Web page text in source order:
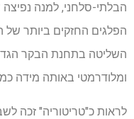
הבלתי-סלחני, למנה
הפלגים החזקים ביותר של
השליטה בתחנת הבקר
ומלודרמטי באותה מידה
לראות כ"טריטוריה" זכה